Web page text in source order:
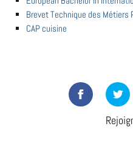
Brevet Technique des Métiers
CAP cuisine